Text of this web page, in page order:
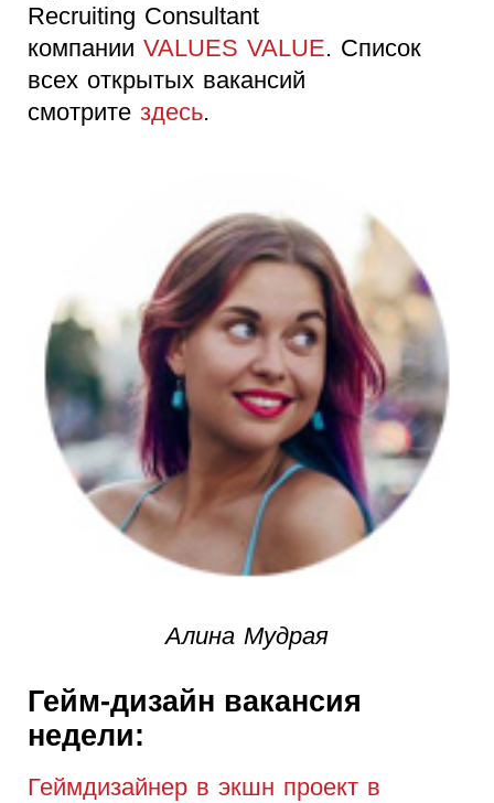
Recruiting Consultant
компании VALUES VALUE. Список
всех открытых вакансий
смотрите здесь.
Алина Мудрая
Гейм-дизайн вакансия
недели:
Геймдизайнер в экшн проект в